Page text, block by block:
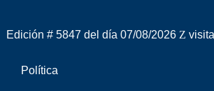
Edición # 5847 del día 07/08/2026
Política